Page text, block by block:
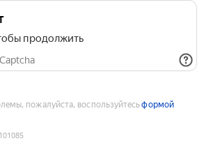
продолжить
пожалуйста, воспользуйтесьформой